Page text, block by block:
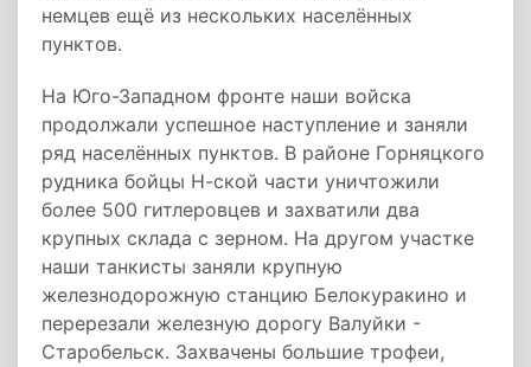
немцев ещё из нескольких населённых
пунктов.
На Юго-Западном фронте наши войска
продолжали успешное наступление и заняли
ряд населённых пунктов. В районе Горняцкого
рудника бойцы Н-ской части уничтожили
более 500 гитлеровцев и захватили два
крупных склада с зерном. На другом участке
наши танкисты заняли крупную
железнодорожную станцию Белокуракино и
перерезали железную дорогу Валуйки -
Старобельск. Захвачены большие трофеи,